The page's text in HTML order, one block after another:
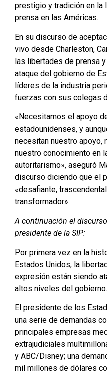
prestigio y tradición en la
prensa en las Américas.
En su discurso de
vivo desde Charleston,
las libertades de prensa
ataque del gobierno de
líderes de la industria
fuerzas con sus colegas
«Necesitamos el apoyo
estadounidenses, y
necesitan nuestro apoyo,
nuestro conocimiento en
autoritarismo», aseguró
discurso diciendo que el
«desafiante,
transformador».
A continuación el
presidente de la SIP:
Por primera vez en la
Estados Unidos, la
expresión están siendo
altos niveles del gobierno.
El presidente de los
una serie de demandas
principales empresas
extrajudiciales
y ABC/Disney; una
mil millones de dólares